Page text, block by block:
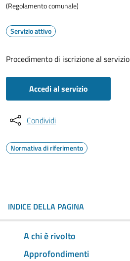
(Regolamento comunale)
Servizio attivo
Procedimento di iscrizione al servizio
Accedi al servizio
Condividi
Normativa di riferimento
INDICE DELLA PAGINA
A chi è rivolto
Approfondimenti